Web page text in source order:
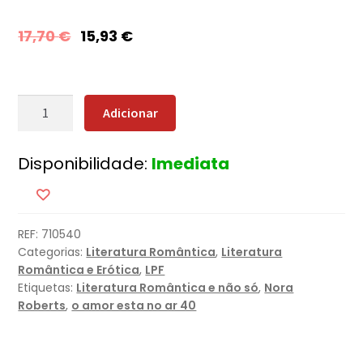
17,70€ 15,93 €
Quantidade
Perfeitas
Adicionar
Disponibilidade: Imediata
REF: 710540
Categorias: Literatura Romântica, Literatura
Romântica e Erótica, LPF
Etiquetas: Literatura Romântica e não só, Nora
Roberts, o amor esta no ar 40